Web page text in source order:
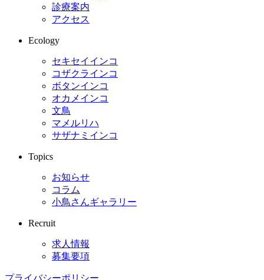
診療案内
アクセス
Ecology
セキセイインコ
コザクラインコ
ボタンインコ
オカメインコ
文鳥
マメルリハ
サザナミインコ
Topics
お知らせ
コラム
小鳥さんギャラリー
Recruit
求人情報
募集要項
プライバシーポリシー